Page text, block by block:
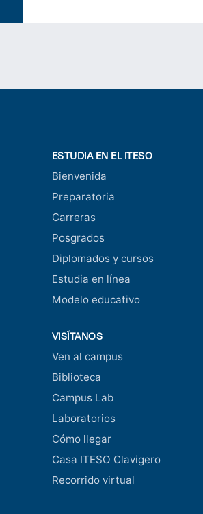
ESTUDIA EN EL ITESO
Bienvenida
Preparatoria
Carreras
Posgrados
Diplomados y cursos
Estudia en línea
Modelo educativo
VISÍTANOS
Ven al campus
Biblioteca
Campus Lab
Laboratorios
Cómo llegar
Casa ITESO Clavigero
Recorrido virtual